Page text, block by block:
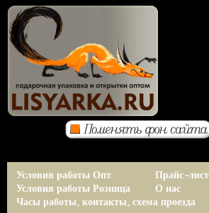
Условия работы Опт
Условия работы Розница
Прайс-лист
О нас
Часы работы, контакты, схема проезда